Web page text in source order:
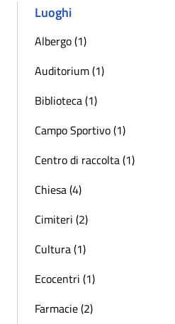
Luoghi
Albergo (1)
Auditorium (1)
Biblioteca (1)
Campo Sportivo (1)
Centro di raccolta (1)
Chiesa (4)
Cimiteri (2)
Cultura (1)
Ecocentri (1)
Farmacie (2)